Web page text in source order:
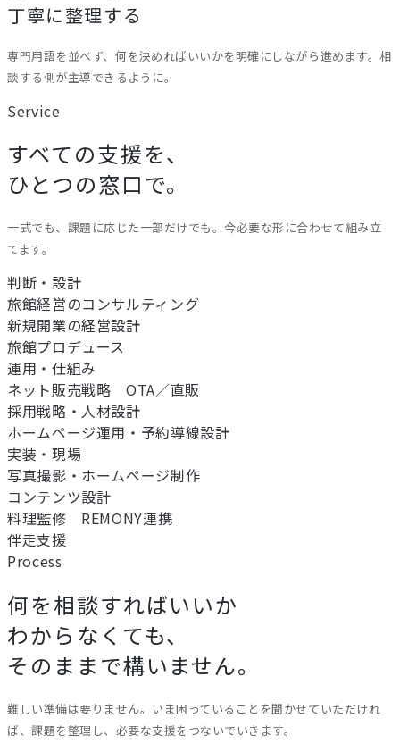
丁寧に整理する
専門用語を並べず、何を決めればいいかを明確にしながら進めます。相
談する側が主導できるように。
Service
すべての支援を、
ひとつの窓口で。
一式でも、課題に応じた一部だけでも。今必要な形に合わせて組み立
てます。
判断・設計
旅館経営のコンサルティング
新規開業の経営設計
旅館プロデュース
運用・仕組み
ネット販売戦略 OTA／直販
採用戦略・人材設計
ホームページ運用・予約導線設計
実装・現場
写真撮影・ホームページ制作
コンテンツ設計
料理監修 REMONY連携
伴走支援
Process
何を相談すればいいか
わからなくても、
そのままで構いません。
難しい準備は要りません。いま困っていることを聞かせていただけれ
ば、課題を整理し、必要な支援をつないでいきます。